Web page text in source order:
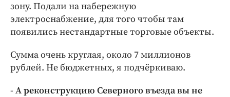
зону. Подали на набережную
электроснабжение, для того чтобы там
появились нестандартные торговые объекты.
Сумма очень круглая, около 7 миллионов
рублей. Не бюджетных, я подчёркиваю.
- А реконструкцию Северного въезда вы не